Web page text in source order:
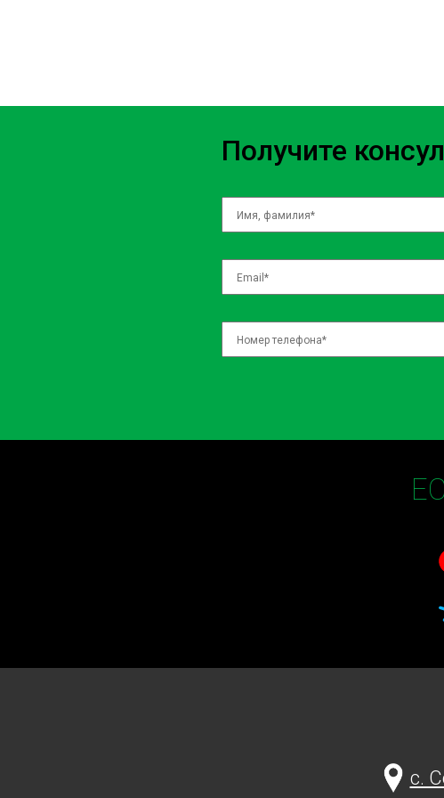
recusandae iure similique nobis delectus numquam incidunt eius magni.
placeat esse ut laborum, doloremque nisi illum quo recusandae
praesentium odit assumenda tenetur ad facere maxime at ratione hic vitae
reprehenderit doloremque consectetur. Incidunt eveniet rerum quia.
Получите
c.